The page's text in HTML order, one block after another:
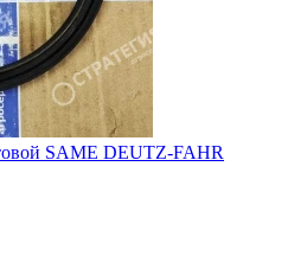
SAME DEUTZ-FAHR